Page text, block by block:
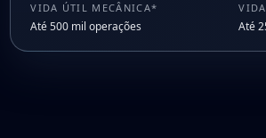
VIDA ÚTIL MECÂNICA*
Até 500 mil operações Até